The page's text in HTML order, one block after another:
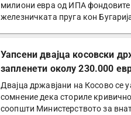
милиони евра од ИПА фондовите
железничката пруга кон
Уапсени двајца косовски
запленети околу 230.000
Двајца државјани на Косово се
сомнение дека сториле
соопшти Министерството за